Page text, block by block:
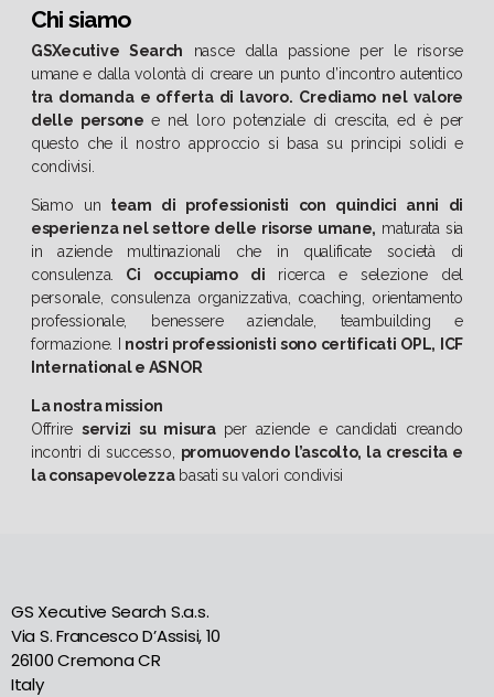
Chi siamo
GSXecutive Search nasce dalla passione per le risorse
umane e dalla volontà di creare un punto d’incontro autentico
tra domanda e offerta di lavoro. Crediamo nel valore
delle personee nel loro potenziale di crescita, ed è per
questo che il nostro approccio si basa su principi solidi e
condivisi.
Siamo un team di professionisti con quindici anni di
esperienza nel settore delle risorse umane, maturata sia
in aziende multinazionali che in qualificate società di
consulenza.
Ci occupiamo di ricerca e selezione del
personale, consulenza organizzativa, coaching, orientamento
professionale, benessere aziendale, teambuilding e
formazione. I
nostri professionisti sono certificati OPL, ICF
International e ASNOR
La nostra mission
Offrireservizi su misura per aziende e candidati creando
incontri di successo, promuovendo l’ascolto, la crescita e
la consapevolezzabasati su valori condivisi
GS Xecutive Search S.a.s.
Via S. Francesco D’Assisi, 10
26100 Cremona CR
Italy